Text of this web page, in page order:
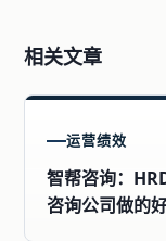
相关文章
运营绩效
智帮咨询：
咨询公司做的